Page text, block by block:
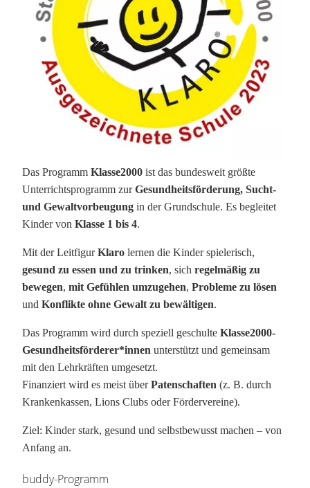
Das Programm Klasse2000 ist das bundesweit größte
Unterrichtsprogramm zurGesundheitsförderung, Sucht-
und Gewaltvorbeugung in der Grundschule. Es begleitet
Kinder von Klasse 1 bis 4.
Mit der LeitfigurKlaro lernen die Kinder spielerisch,
gesund zu essen und zu trinken, sich regelmäßig zu
bewegen, mit Gefühlen umzugehen, Probleme zu lösen
und Konflikte ohne Gewalt zu bewältigen.
Das Programm wird durch speziell geschulte Klasse2000-
Gesundheitsförderer*innen unterstützt und gemeinsam
mit den Lehrkräften umgesetzt.
Finanziert wird es meist überPatenschaften (z. B. durch
Krankenkassen, Lions Clubs oder Fördervereine).
Ziel: Kinder stark, gesund und selbstbewusst machen – von
Anfang an.
buddy-Programm